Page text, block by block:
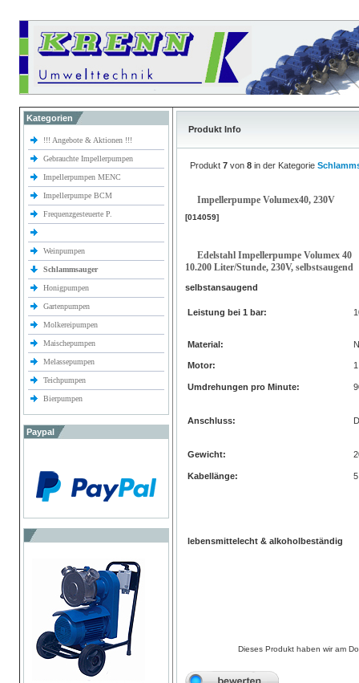
Kategorien
!!! Angebote & Aktionen !!!
Gebrauchte Impellerpumpen
Impellerpumpen MENC
Impellerpumpe BCM
Frequenzgesteuerte P.
Weinpumpen
Schlammsauger
Honigpumpen
Gartenpumpen
Molkereipumpen
Maischepumpen
Melassepumpen
Teichpumpen
Bierpumpen
Paypal
Produkt Info
Produkt 7 von 8 in der Kategorie
Impellerpumpe Volumex40, 230V
[014059]
Edelstahl Impellerpumpe Volumex 40
10.200 Liter/Stunde, 230V, selbstsaugend
selbstansaugend
Leistung bei 1 bar:
Material:
Motor:
Umdrehungen pro Minute:
Anschluss:
Gewicht:
Kabellänge:
lebensmittelecht & alkoholbeständig
Dieses Produkt haben wir am